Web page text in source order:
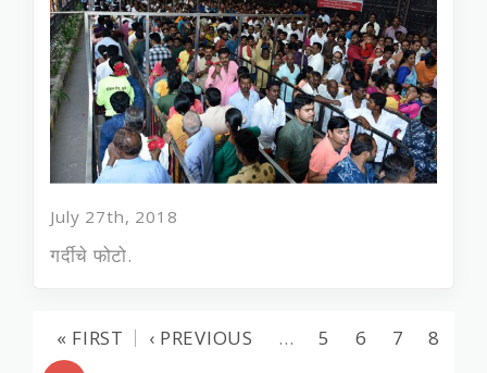
July 27th, 2018
गर्दीचे फोटो.
« FIRST ‹ PREVIOUS … 5 6 7
8